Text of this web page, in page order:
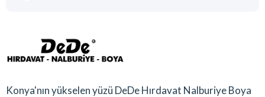
Konya'nın yükselen yüzü DeDe Hırdavat Nalburiye Boya